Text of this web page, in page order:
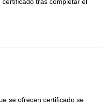
se ofrecen certificado se